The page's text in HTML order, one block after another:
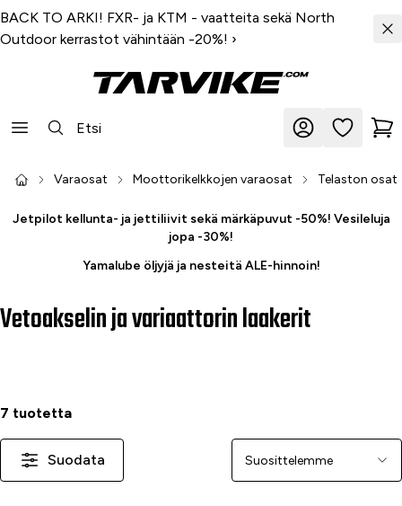
BACK TO ARKI! FXR- ja KTM - vaatteita sekä North
Outdoor kerrastot vähintään -20%! ›
Varaosat Moottorikelkkojen varaosat Telaston osat
Jetpilot kellunta- ja jettiliivit sekä märkäpuvut -50%! Vesileluja
jopa -30%!
Yamalube öljyjä ja nesteitä ALE-hinnoin!
Vetoakselin ja variaattorin laakerit
7 tuotetta
Suodata Järjestä